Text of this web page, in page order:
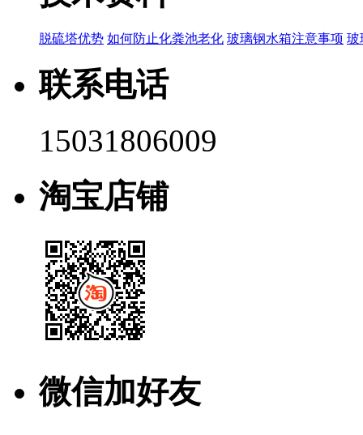
脱硫塔优势 如何防止化粪池老化 玻璃钢水箱注意事项 玻
联系电话
15031806009
淘宝店铺
微信加好友